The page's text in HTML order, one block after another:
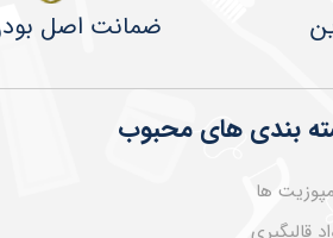
بندی های محبوب
ها
قالبگیری
ضمانت اصل